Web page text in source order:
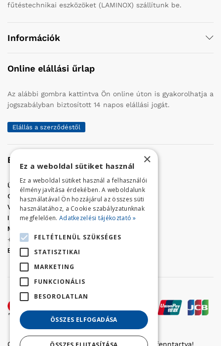
fűtéstechnikai eszközöket (LAMINOX) szállítunk be.
Információk
Online elállási űrlap
Az alábbi gombra kattintva Ön online úton is gyakorolhatja a
jogszabályban biztosított 14 napos elállási jogát.
Elállás a szerződéstől
Elérhetőség
Üzletünk címe:Szolnok, Vércse út 17.
Golf Center Áruház:
06 (56) 423-324
VÁR-Kert Áruház: 06 (56) 429-771
Iroda:06 (56) 421-857
Megrendelés, termék információ:
+36 (70) 938-3356
E-mail:
golfaruhaz@gmail.com
Copyright © 2022 Golfker Kft. - Minden jog fenntartva!
×
Ez a weboldal sütiket használ
Ez a weboldal sütiket használ a felhasználói
élmény javítása érdekében. A weboldalunk
használatával Ön hozzájárul az összes süti
használatához, a Cookie szabályzatunknak
megfelelően. Adatkezelési tájékoztató »
FELTÉTLENÜL SZÜKSÉGES
STATISZTIKAI
MARKETING
FUNKCIONÁLIS
BESOROLATLAN
ÖSSZES ELFOGADÁSA